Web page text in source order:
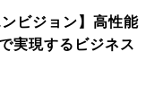
ビジョン】高性能
実現するビジネス